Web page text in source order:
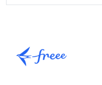
機能の実装と同時に
アジャイル実践状況